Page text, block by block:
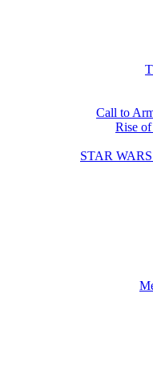
Call to
Rise
STAR